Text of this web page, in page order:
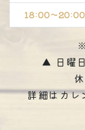
18:00～20:00
▲ 日曜
詳細はカレ